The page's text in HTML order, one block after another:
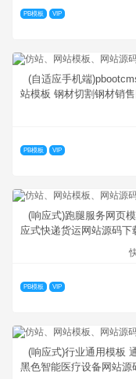
PB模板 VIP
(自适应手机端
站模板 钢材切割钢材销
PB模板 VIP
(响应式)跑腿服务网页
应式快递货运网站源码下
PB模板 VIP
(响应式)行业通用模板
黑色智能医疗设备网站源